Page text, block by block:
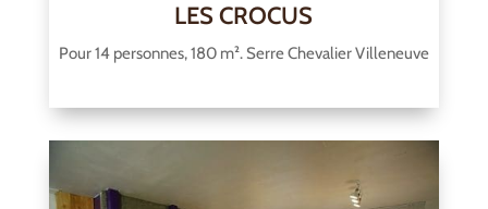
LES CROCUS
Pour 14 personnes, 180 m². Serre Chevalier Villeneuve